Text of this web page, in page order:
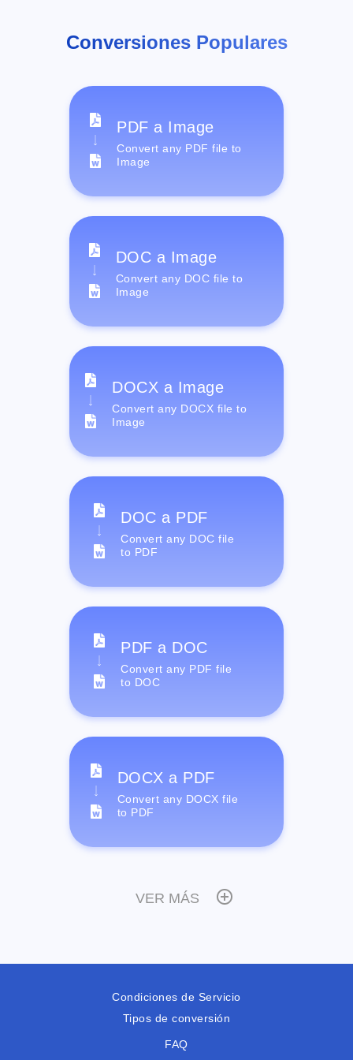
Conversiones Populares
PDF a Image
Convert any PDF file to
Image
DOC a Image
Convert any DOC file to
Image
DOCX a Image
Convert any DOCX file to
Image
DOC a PDF
Convert any DOC file
to PDF
PDF a DOC
Convert any PDF file
to DOC
DOCX a PDF
Convert any DOCX file
to PDF
VER MÁS
Condiciones de Servicio
Tipos de conversión
FAQ